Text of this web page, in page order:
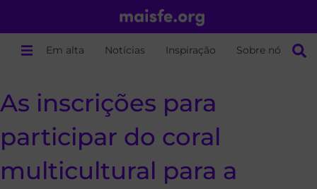
Em alta Notícias Inspiração Sobre nós
As inscrições para
participar do coral
multicultural para a